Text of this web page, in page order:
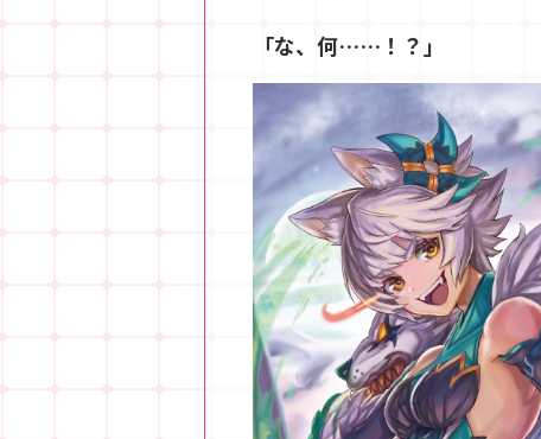
「な、何……！？」